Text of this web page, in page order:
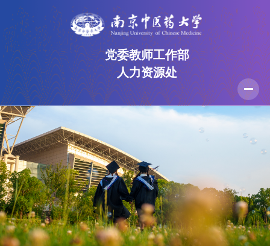
党委教师工作部
人力资源处
首页
部门介绍
规章制度
人才招聘
党建工作
师德师风
办事流程